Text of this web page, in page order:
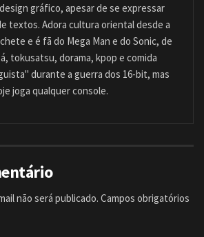
gráfico, apesar de se expressar
textos. Adora cultura oriental desde a
e é fã do Mega Man e do Sonic, de
tokusatsu, dorama, kpop e comida
durante a guerra dos 16-bit, mas
joga qualquer console.
não será publicado. Campos obrigatórios